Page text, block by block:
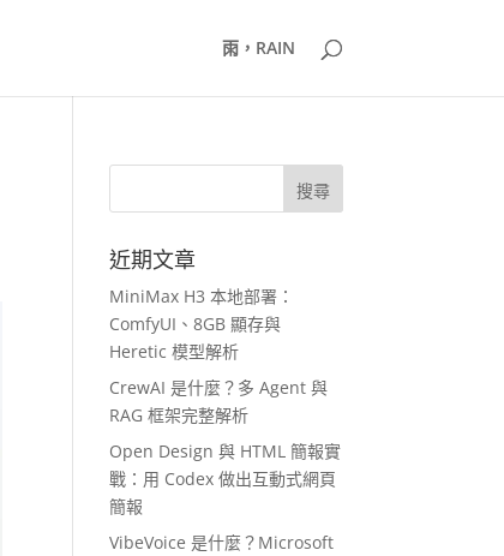
雨，RAIN
近期文章
MiniMax H3 本地部署：
ComfyUI、8GB 顯存與
Heretic 模型解析
CrewAI 是什麼？多 Agent 與
RAG 框架完整解析
Open Design 與 HTML 簡報實
戰：用 Codex 做出互動式網頁
簡報
VibeVoice 是什麼？Microsoft